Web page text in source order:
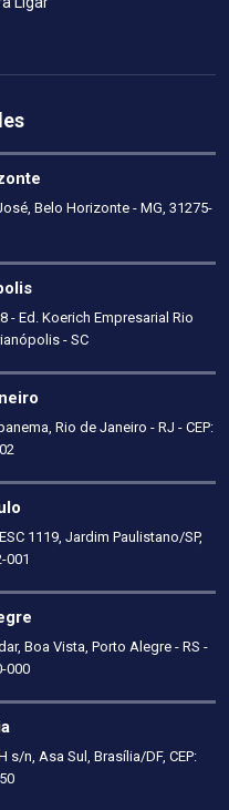
Belo Horizonte - MG, 31275-
- Ed. Koerich Empresarial Rio
- SC
Rio de Janeiro - RJ - CEP:
1119, Jardim Paulistano/SP,
001
Boa Vista, Porto Alegre - RS -
000
s/n, Asa Sul, Brasília/DF, CEP: